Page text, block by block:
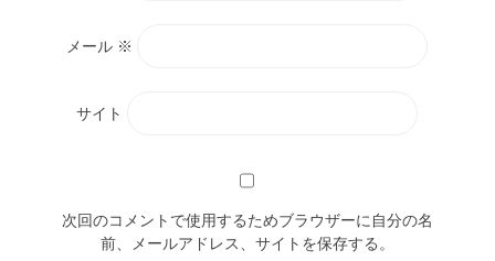
メール ※
サイト
次回のコメントで使用するためブラウザーに自分の名
前、メールアドレス、サイトを保存する。